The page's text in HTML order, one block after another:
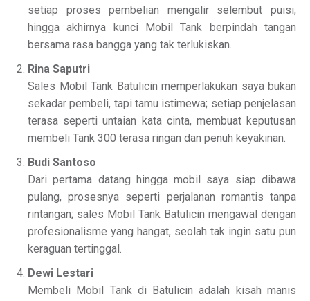
setiap proses pembelian mengalir selembut puisi,
hingga akhirnya kunci Mobil Tank berpindah tangan
bersama rasa bangga yang tak terlukiskan.
Rina Saputri
Sales Mobil Tank Batulicin memperlakukan saya bukan
sekadar pembeli, tapi tamu istimewa; setiap penjelasan
terasa seperti untaian kata cinta, membuat keputusan
membeli Tank 300 terasa ringan dan penuh keyakinan.
Budi Santoso
Dari pertama datang hingga mobil saya siap dibawa
pulang, prosesnya seperti perjalanan romantis tanpa
rintangan; sales Mobil Tank Batulicin mengawal dengan
profesionalisme yang hangat, seolah tak ingin satu pun
keraguan tertinggal.
Dewi Lestari
Membeli Mobil Tank di Batulicin adalah kisah manis